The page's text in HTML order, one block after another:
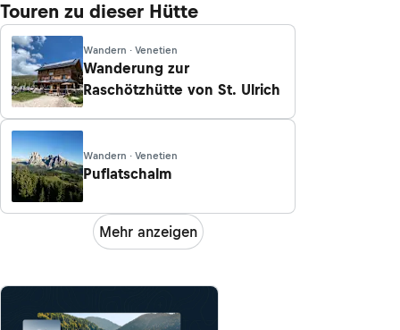
Touren zu dieser Hütte
Wandern · Venetien
Wanderung zur
Raschötzhütte von St. Ulrich
Wandern · Venetien
Puflatschalm
Mehr anzeigen